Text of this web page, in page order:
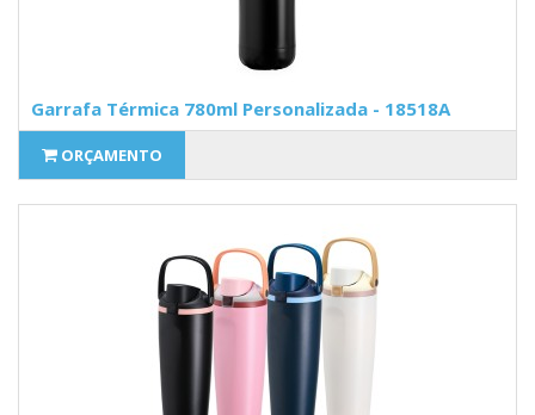
Garrafa Térmica 780ml Personalizada - 18518A
ORÇAMENTO